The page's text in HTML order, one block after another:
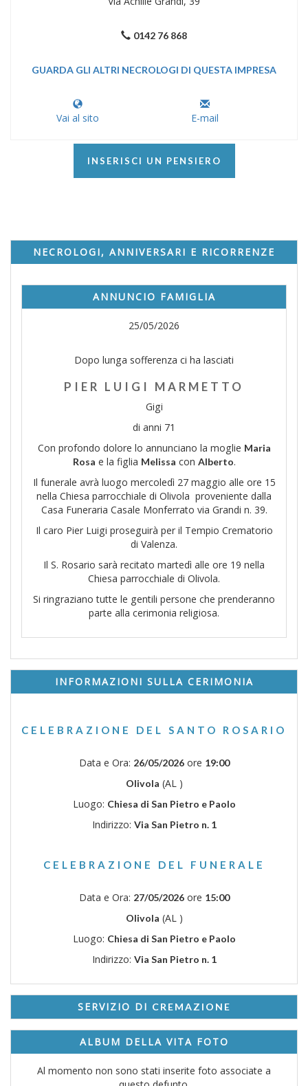
0142 76 868
GUARDA GLI ALTRI NECROLOGI DI QUESTA IMPRESA
Vai al sito E-mail
INSERISCI UN PENSIERO
NECROLOGI, ANNIVERSARI E RICORRENZE
ANNUNCIO FAMIGLIA
25/05/2026
Dopo lunga sofferenza ci ha lasciati
PIER LUIGI MARMETTO
Gigi
di anni 71
Con profondo dolore lo annunciano la moglie Maria
Rosa e la figlia Melissa con Alberto.
Il funerale avrà luogo mercoledì 27 maggio alle ore 15
nella Chiesa parrocchiale di Olivola proveniente dalla
Casa Funeraria Casale Monferrato via Grandi n. 39.
Il caro Pier Luigi proseguirà per il Tempio Crematorio
di Valenza.
Il S. Rosario sarà recitato martedì alle ore 19 nella
Chiesa parrocchiale di Olivola.
Si ringraziano tutte le gentili persone che prenderanno
parte alla cerimonia religiosa.
INFORMAZIONI SULLA CERIMONIA
CELEBRAZIONE DEL SANTO ROSARIO
Data e Ora: 26/05/2026ore 19:00
Olivola (AL )
Luogo: Chiesa di San Pietro e Paolo
Indirizzo: Via San Pietro n. 1
CELEBRAZIONE DEL FUNERALE
Data e Ora: 27/05/2026ore 15:00
Olivola (AL )
Luogo: Chiesa di San Pietro e Paolo
Indirizzo: Via San Pietro n. 1
SERVIZIO DI CREMAZIONE
ALBUM DELLA VITA FOTO
Al momento non sono stati inserite foto associate a